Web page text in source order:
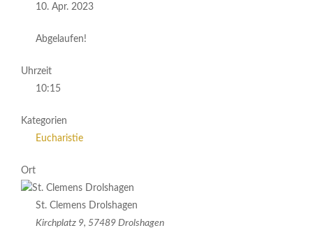
10. Apr. 2023
Abgelaufen!
Uhrzeit
10:15
Kategorien
Eucharistie
Ort
St. Clemens Drolshagen
Kirchplatz 9, 57489 Drolshagen